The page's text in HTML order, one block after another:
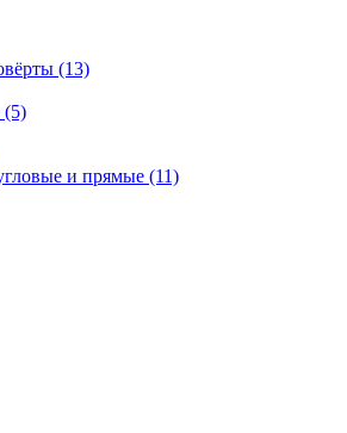
(13)
(5)
и прямые (11)